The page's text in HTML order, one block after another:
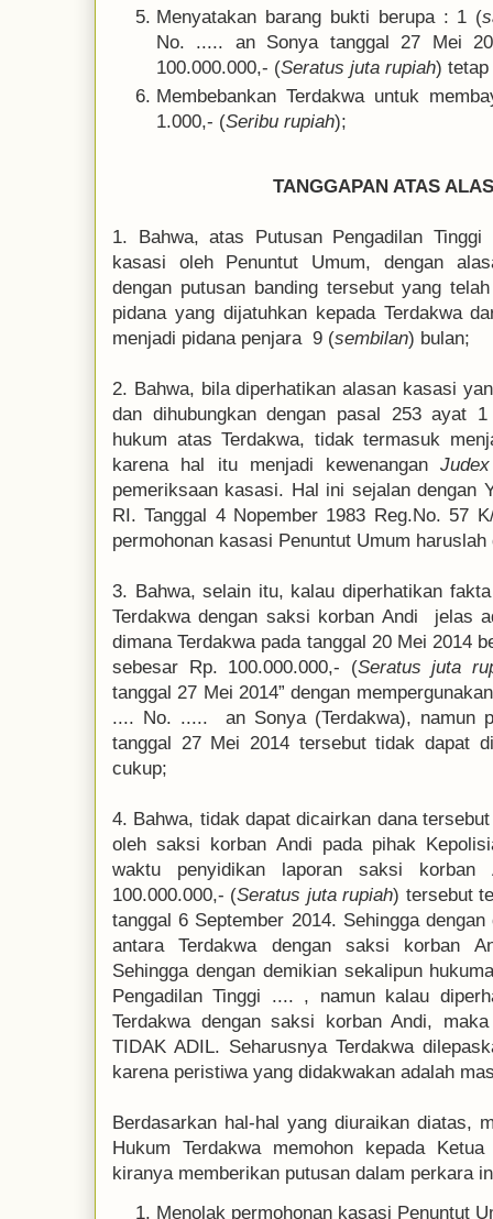
Menyatakan barang bukti berupa : 1 (
No. ..... an Sonya tanggal 27 Mei
100.000.000,- (Seratus juta rupiah)
Membebankan Terdakwa untuk
1.000,- (Seribu rupiah);
TANGGAPAN ATAS
1. Bahwa, atas Putusan Pengadilan
kasasi oleh Penuntut Umum, dengan
dengan putusan banding tersebut yang
pidana yang dijatuhkan kepada Terdakwa
menjadi pidana penjara 9 (sembilan) bulan;
2. Bahwa, bila diperhatikan alasan kasasi
dan dihubungkan dengan pasal 253 ayat
hukum atas Terdakwa, tidak termasuk
karena hal itu menjadi kewenangan
pemeriksaan kasasi. Hal ini sejalan dengan
RI. Tanggal 4 Nopember 1983 Reg.No. 57
permohonan kasasi Penuntut Umum haruslah
3. Bahwa, selain itu, kalau diperhatikan
Terdakwa dengan saksi korban Andi jelas
dimana Terdakwa pada tanggal 20 Mei 2014
sebesar Rp. 100.000.000,- (Seratus juta
tanggal 27 Mei 2014” dengan
.... No. ..... an Sonya (Terdakwa), namun
tanggal 27 Mei 2014 tersebut tidak dapat
cukup;
4. Bahwa, tidak dapat dicairkan dana
oleh saksi korban Andi pada pihak
waktu penyidikan laporan saksi
100.000.000,- (Seratus juta rupiah) tersebut
tanggal 6 September 2014. Sehingga
antara Terdakwa dengan saksi korban
Sehingga dengan demikian sekalipun
Pengadilan Tinggi .... , namun kalau
Terdakwa dengan saksi korban Andi,
TIDAK ADIL. Seharusnya Terdakwa
karena peristiwa yang didakwakan adalah
Berdasarkan hal-hal yang diuraikan diatas,
Hukum Terdakwa memohon kepada
kiranya memberikan putusan dalam perkara
Menolak permohonan kasasi Penuntut